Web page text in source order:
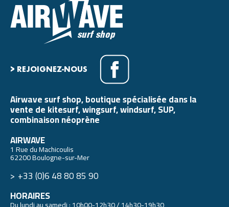
> REJOIGNEZ-NOUS
Airwave surf shop, boutique spécialisée dans la
vente de kitesurf, wingsurf, windsurf, SUP,
combinaison néoprène
AIRWAVE
1 Rue du Machicoulis
62200 Boulogne-sur-Mer
+33 (0)6 48 80 85 90
HORAIRES